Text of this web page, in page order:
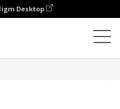
Desktop